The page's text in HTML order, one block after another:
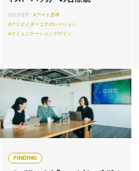
2023.12.11
#アート思考
#クリエイターコラボレーション
#コミュニケーションデザイン
FINDING